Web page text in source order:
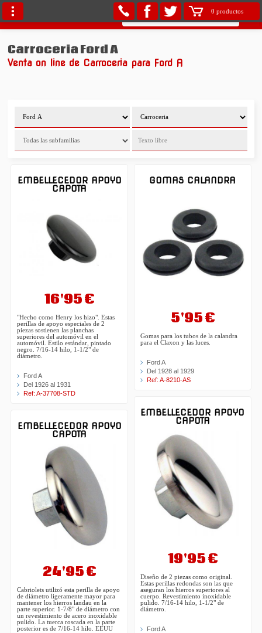
0 productos
Carroceria Ford A
Venta on line de Carroceria para Ford A
EMBELLECEDOR APOYO
CAPOTA
16'95 €
"Hecho como Henry los hizo". Estas
perillas de apoyo especiales de 2
piezas sostienen las planchas
superiores del automóvil en el
automóvil. Estilo estándar, pintado
negro. 7/16-14 hilo, 1-1/2" de
diámetro.
Ford A
Del 1926 al 1931
Ref: A-37708-STD
EMBELLECEDOR APOYO
CAPOTA
24'95 €
Cabriolets utilizó esta perilla de apoyo
de diámetro ligeramente mayor para
mantener los hierros landau en la
parte superior. 1-7/8" de diámetro con
un revestimiento de acero inoxidable
pulido. La tuerca roscada en la parte
posterior es de 7/16-14 hilo. EEUU
GOMAS CALANDRA
5'95 €
Gomas para los tubos de la calandra
para el Claxon y las luces.
Ford A
Del 1928 al 1929
Ref: A-8210-AS
EMBELLECEDOR APOYO
CAPOTA
19'95 €
Diseño de 2 piezas como original.
Estas perillas redondas son las que
aseguran los hierros superiores al
cuerpo. Revestimiento inoxidable
pulido. 7/16-14 hilo, 1-1/2" de
diámetro.
Ford A